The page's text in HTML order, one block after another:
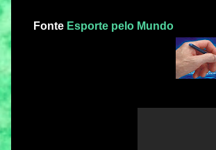
Fonte Esporte pelo Mundo